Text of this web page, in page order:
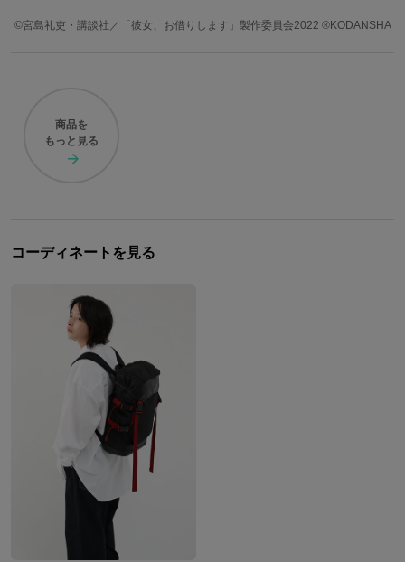
美（CV：悠木碧）、超積極的な彼女(仮)・更科瑠夏（CV：東山奈央）、
よりが主演を務める実写版も大きな話題を呼びました。 ここでは『彼
女、お借りします』コラボの腕時計をはじめ、バッグや財布など…「か
のかり」コラボファッションアイテムをご紹介いたします。
©宮島礼吏・講談社／「彼女、お借りします」製作委員会2022 ®KODANSHA
商品を
もっと見る
コーディネートを見る